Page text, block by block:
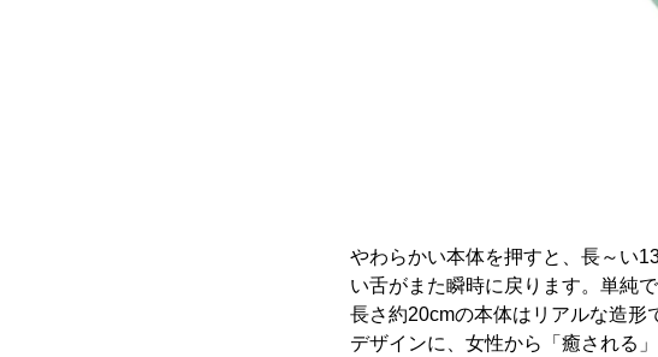
やわらかい本体を押すと、長～い
い舌がまた瞬時に戻ります。単純
長さ約20cmの本体はリアルな造形
デザインに、女性から「癒される